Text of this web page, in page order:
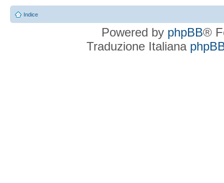
Indice
Powered by phpBB®
Traduzione Italiana